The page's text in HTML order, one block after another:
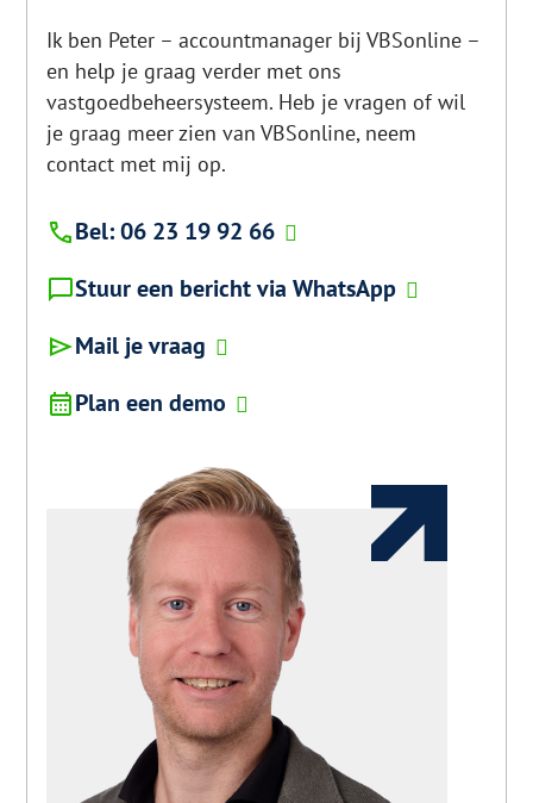
Ik ben Peter – accountmanager bij VBSonline –
en help je graag verder met ons
vastgoedbeheersysteem. Heb je vragen of wil
je graag meer zien van VBSonline, neem
contact met mij op.
Bel: 06 23 19 92 66
Stuur een bericht via WhatsApp
Mail je vraag
Plan een demo